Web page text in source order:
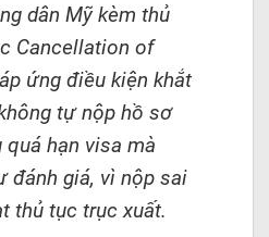
dân Mỹ kèm thủ
Cancellation of
ứng điều kiện khắt
tự nộp hồ sơ
hạn visa mà
đánh giá, vì nộp sai
thủ tục trục xuất.